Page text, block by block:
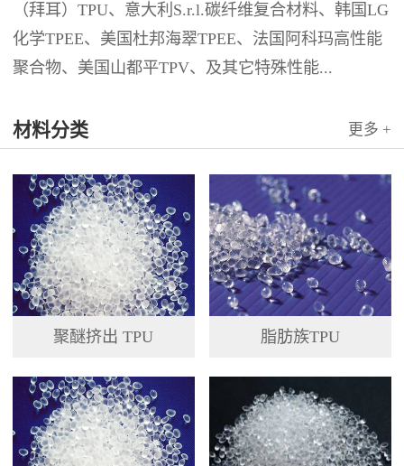
（拜耳）TPU、意大利S.r.l.碳纤维复合材料、韩国LG
化学TPEE、美国杜邦海翠TPEE、法国阿科玛高性能
聚合物、美国山都平TPV、及其它特殊性能...
材料分类 更多 +
聚醚挤出 TPU 脂肪族TPU